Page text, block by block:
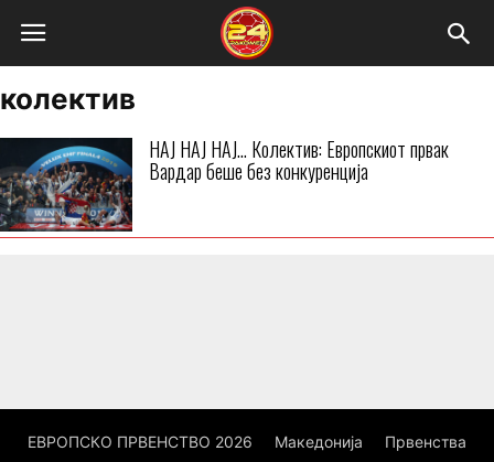
колектив
НАЈ НАЈ НАЈ… Колектив: Европскиот првак
Вардар беше без конкуренција
ЕВРОПСКО ПРВЕНСТВО 2026 Македонија Првенства